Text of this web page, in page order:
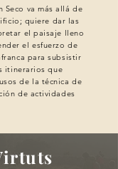
Seco va más allá de
quiere dar las
el paisaje lleno
el esfuerzo de
para subsistir
itinerarios que
de la técnica de
de actividades